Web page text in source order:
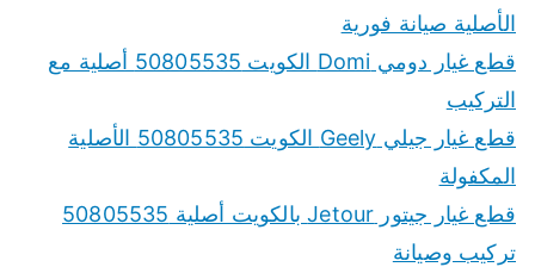
الأصلية صيانة فورية
قطع غيار دومي Domi الكويت 50805535 أصلية مع
التركيب
قطع غيار جيلي Geely الكويت 50805535 الأصلية
المكفولة
قطع غيار جيتور Jetour بالكويت أصلية 50805535
تركيب وصيانة